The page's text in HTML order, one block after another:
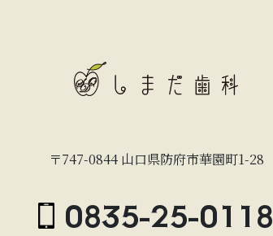
〒747-0844 山口県防府市華園町1-28
0835-25-0118